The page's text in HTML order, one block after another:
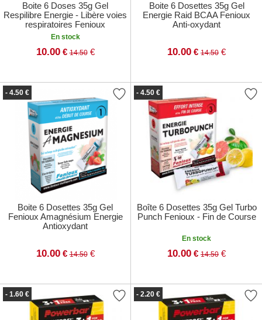
Boite 6 Doses 35g Gel
Respilibre Energie - Libère voies
respiratoires Fenioux
En stock
10.00 € 14.50€
Boite 6 Dosettes 35g Gel
Energie Raid BCAA Fenioux
Anti-oxydant
10.00 € 14.50 €
- 4.50 €
Boite 6 Dosettes 35g Gel
Fenioux Amagnésium Energie
Antioxydant
10.00 € 14.50€
- 4.50 €
Boîte 6 Dosettes 35g Gel Turbo
Punch Fenioux - Fin de Course
En stock
10.00 € 14.50 €
- 1.60 € - 2.20 €